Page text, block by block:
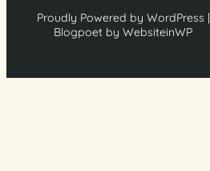
Proudly Powered by WordPress |
Blogpoet by WebsiteinWP